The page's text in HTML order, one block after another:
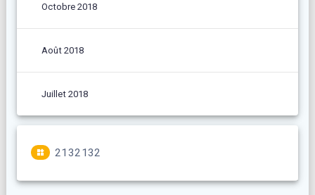
Octobre 2018
Août 2018
Juillet 2018
2132132